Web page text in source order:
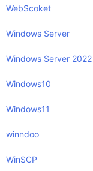
WebScoket
Windows Server
Windows Server 2022
Windows10
Windows11
winndoo
WinSCP